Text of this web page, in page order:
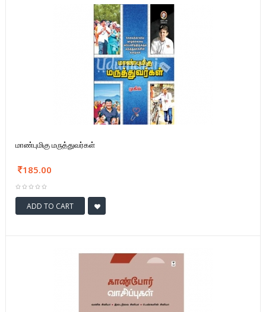
மாண்புமிகு மருத்துவர்கள்
185.00
ADD TO CART